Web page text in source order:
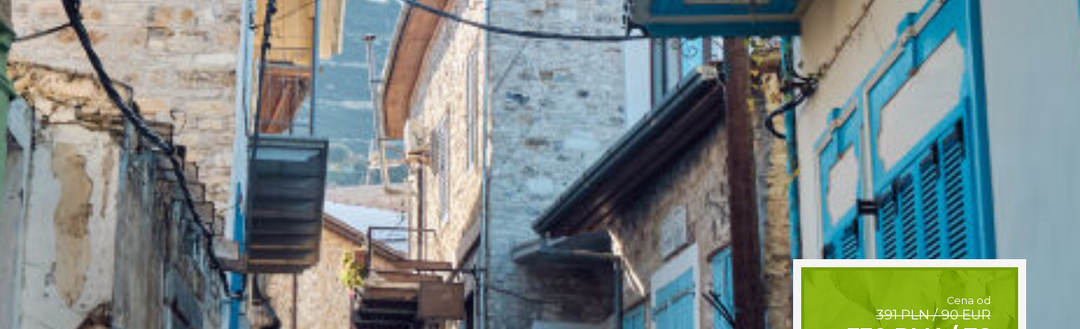
Cena od
391 PLN / 90 EUR